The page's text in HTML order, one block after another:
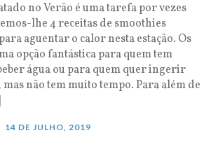
no Verão é uma tarefa por vezes
lhe 4 receitas de smoothies
aguentar o calor nesta estação. Os
opção fantástica para quem tem
água ou para quem quer ingerir
não tem muito tempo. Para além de
14 DE JULHO, 2019